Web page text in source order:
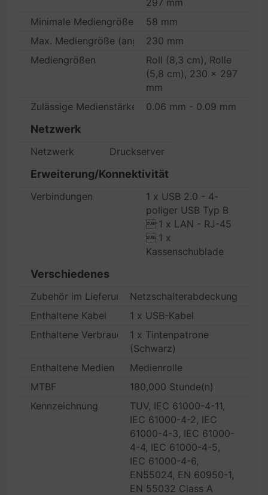
297 mm
Minimale Mediengröße (Angepasst)
58 mm
Max. Mediengröße (angepasst)
230 mm
Mediengrößen
Roll (8,3 cm), Rolle
(5,8 cm), 230 x 297
mm
Zulässige Medienstärke
0.06 mm - 0.09 mm
Netzwerk
Netzwerk Druckserver
Erweiterung/Konnektivität
Verbindungen
1 x USB 2.0 - 4-
poliger USB Typ B
 1 x LAN - RJ-45
 1 x
Kassenschublade
Verschiedenes
Zubehör im LieferumfangNetzschalterabdeckung
Enthaltene Kabel
1 x USB-Kabel
Enthaltene Verbrauchsmaterialien
1 x Tintenpatrone
(Schwarz)
Enthaltene Medien
Medienrolle
MTBF
180,000 Stunde(n)
Kennzeichnung
TUV, IEC 61000-4-11,
IEC 61000-4-2, IEC
61000-4-3, IEC 61000-
4-4, IEC 61000-4-5,
IEC 61000-4-6,
EN55024, EN 60950-1,
EN 55032 Class A